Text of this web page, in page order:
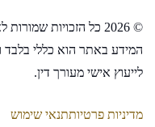
© 2026 כל הזכויות שמורות לאברהמי רוזן ושות'
המידע באתר הוא כללי בלבד
לייעוץ אישי מעורך דין.
מדיניות פרטיותתנאי שימוש